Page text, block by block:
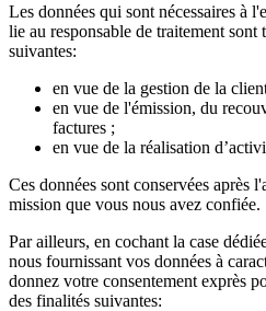
Les données qui sont nécessaires à
lie au responsable de traitement sont
suivantes:
en vue de la gestion de la
en vue de l'émission, du
factures ;
en vue de la réalisation
Ces données sont conservées après
mission que vous nous avez confiée.
Par ailleurs, en cochant la case
nous fournissant vos données à
donnez votre consentement exprès
des finalités suivantes: